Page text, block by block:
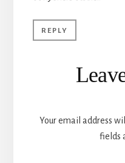
REPLY
Your email address
fields